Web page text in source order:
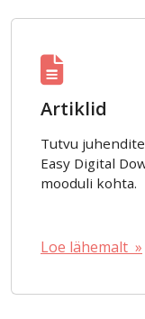
Artiklid
Tutvu
Easy Digital
mooduli kohta.
Loe lähemalt »